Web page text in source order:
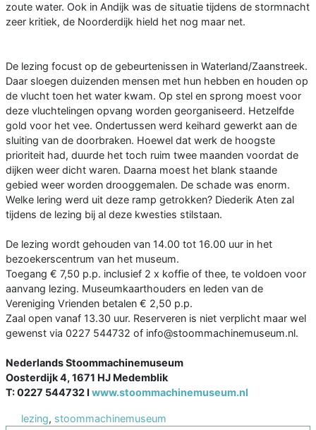
zoute water. Ook in Andijk was de situatie tijdens de stormnacht
zeer kritiek, de Noorderdijk hield het nog maar net.
De lezing focust op de gebeurtenissen in Waterland/Zaanstreek.
Daar sloegen duizenden mensen met hun hebben en houden op
de vlucht toen het water kwam. Op stel en sprong moest voor
deze vluchtelingen opvang worden georganiseerd. Hetzelfde
gold voor het vee. Ondertussen werd keihard gewerkt aan de
sluiting van de doorbraken. Hoewel dat werk de hoogste
prioriteit had, duurde het toch ruim twee maanden voordat de
dijken weer dicht waren. Daarna moest het blank staande
gebied weer worden drooggemalen. De schade was enorm.
Welke lering werd uit deze ramp getrokken? Diederik Aten zal
tijdens de lezing bij al deze kwesties stilstaan.
De lezing wordt gehouden van 14.00 tot 16.00 uur in het
bezoekerscentrum van het museum.
Toegang € 7,50 p.p. inclusief 2 x koffie of thee, te voldoen voor
aanvang lezing. Museumkaarthouders en leden van de
Vereniging Vrienden betalen € 2,50 p.p.
Zaal open vanaf 13.30 uur. Reserveren is niet verplicht maar wel
gewenst via 0227 544732 of info@stoommachinemuseum.nl.
Nederlands Stoommachinemuseum
Oosterdijk 4, 1671 HJ Medemblik
T: 0227 544732 Iwww.stoommachinemuseum.nl
lezing, stoommachinemuseum